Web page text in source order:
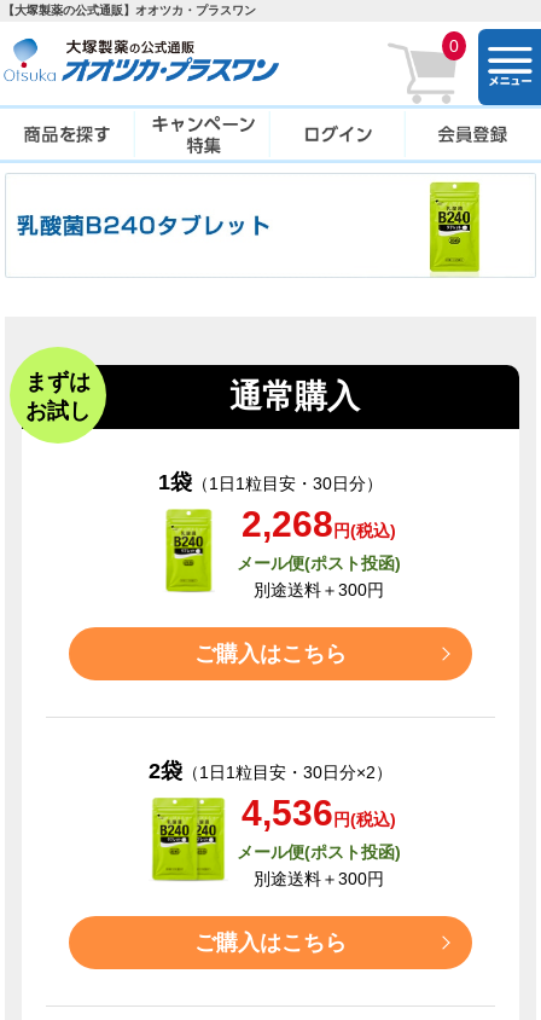
【大塚製薬の公式通販】オオツカ・プラスワン
0
通常購入
まずは
お試し
1袋 （1日1粒目安・30日分）
2,268円(税込)
メール便(ポスト投函)
別途送料＋300円
ご購入はこちら
2袋 （1日1粒目安・30日分×2）
4,536円(税込)
メール便(ポスト投函)
別途送料＋300円
ご購入はこちら